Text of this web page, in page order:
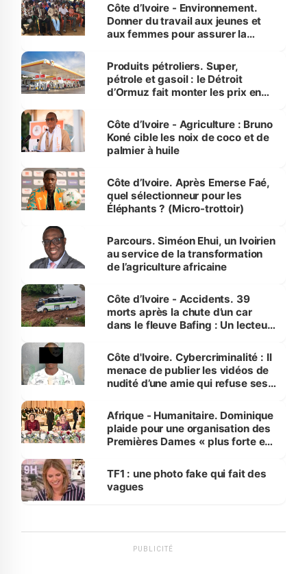
Côte d’Ivoire - Environnement.
Donner du travail aux jeunes et
aux femmes pour assurer la
menacées
Produits pétroliers. Super,
pétrole et gasoil : le Détroit
d’Ormuz fait monter les prix en
Côte d’Ivoire - Agriculture : Bruno
Koné cible les noix de coco et de
palmier à huile
Côte d’Ivoire. Après Emerse Faé,
quel sélectionneur pour les
Éléphants ? (Micro-trottoir)
Parcours. Siméon Ehui, un Ivoirien
au service de la transformation
de l’agriculture africaine
Côte d’Ivoire - Accidents. 39
morts après la chute d’un car
dans le fleuve Bafing : Un lecteur
des Transports
Côte d'Ivoire. Cybercriminalité : Il
menace de publier les vidéos de
nudité d’une amie qui refuse ses
Afrique - Humanitaire. Dominique
plaide pour une organisation des
Premières Dames « plus forte et
sur la scène internationale »
TF1 : une photo fake qui fait des
vagues
PUBLICITÉ